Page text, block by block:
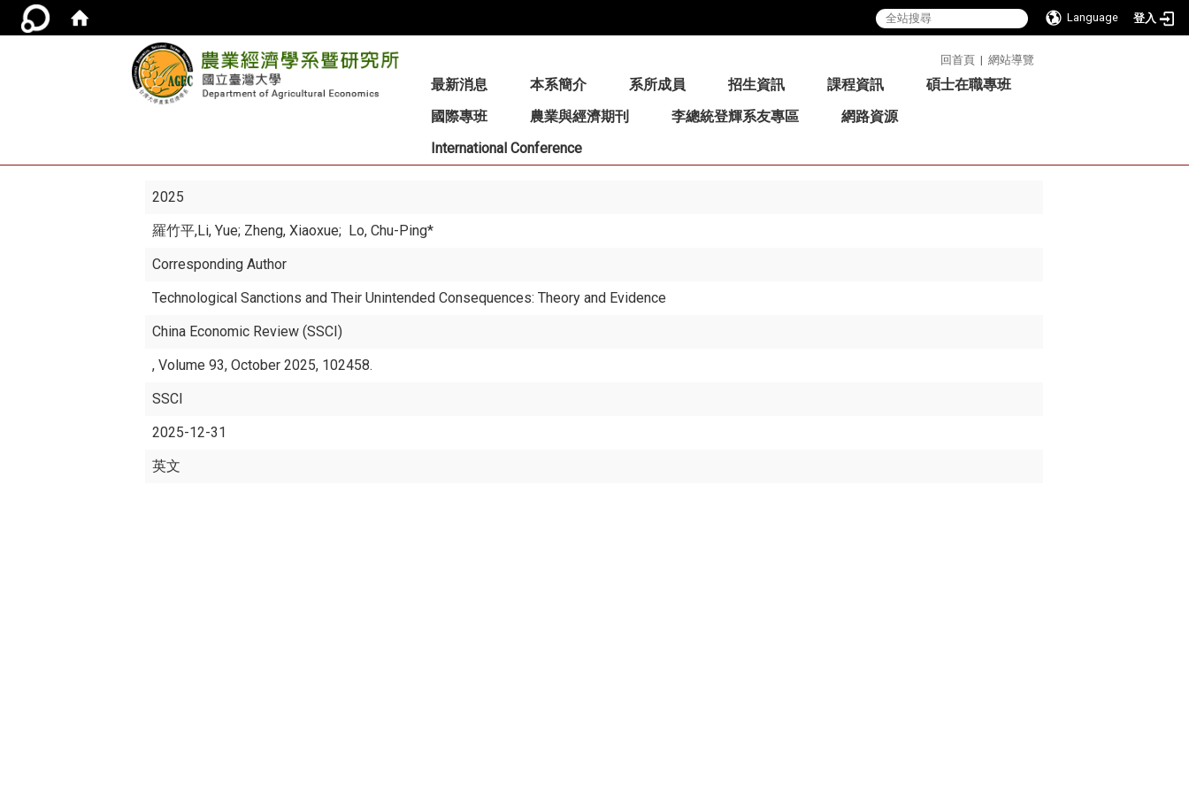
Language 登入
回首頁 | 網站導覽
最新消息 本系簡介 系所成員 招生資訊 課程資訊
碩士在職專班
國際專班
農業與經濟期刊 李總統登輝系友專區
網路資源
International Conference
2025
羅竹平,Li, Yue; Zheng, Xiaoxue; Lo, Chu-Ping*
Corresponding Author
Technological Sanctions and Their Unintended Consequences: Theory and Evidence
China Economic Review (SSCI)
, Volume 93, October 2025, 102458.
SSCI
2025-12-31
英文